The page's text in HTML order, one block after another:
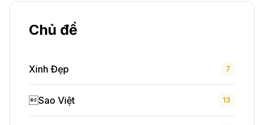
Chủ đề
Xinh Đẹp 7
Sao Việt 13